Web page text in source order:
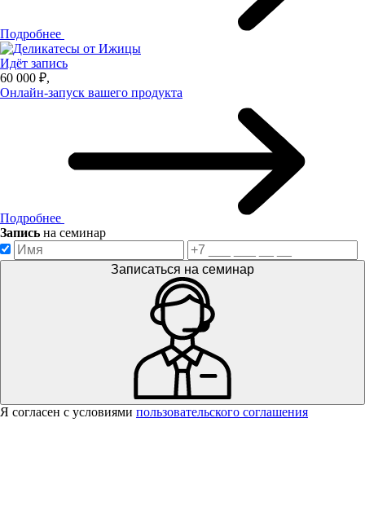
Подробнее
Идёт запись
60 000 ₽,
Онлайн-запуск вашего продукта
Подробнее
Запись на семинар
Записаться на семинар
Я согласен с условиями пользовательского соглашения